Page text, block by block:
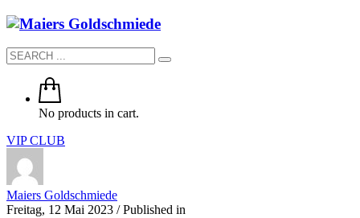
No products in cart.
VIP CLUB
Maiers Goldschmiede
Freitag, 12 Mai 2023 /Published in